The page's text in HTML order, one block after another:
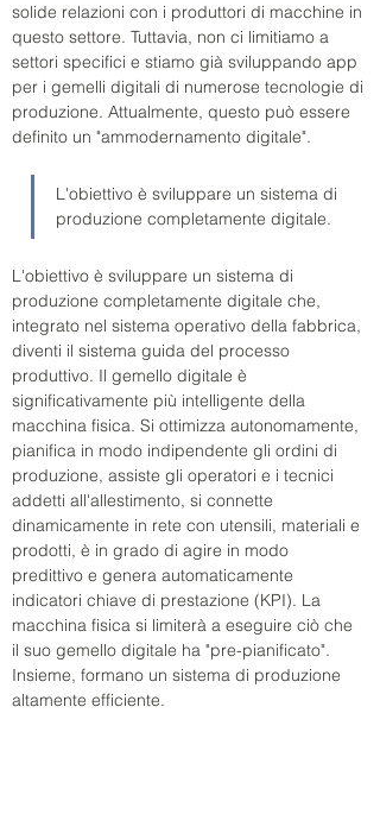
solide relazioni con i produttori di macchine in
questo settore. Tuttavia, non ci limitiamo a
settori specifici e stiamo già sviluppando app
per i gemelli digitali di numerose tecnologie di
produzione. Attualmente, questo può essere
definito un "ammodernamento digitale".
L'obiettivo è sviluppare un sistema di
produzione completamente digitale.
L'obiettivo è sviluppare un sistema di
produzione completamente digitale che,
integrato nel sistema operativo della fabbrica,
diventi il sistema guida del processo
produttivo. Il gemello digitale è
significativamente più intelligente della
macchina fisica. Si ottimizza autonomamente,
pianifica in modo indipendente gli ordini di
produzione, assiste gli operatori e i tecnici
addetti all'allestimento, si connette
dinamicamente in rete con utensili, materiali e
prodotti, è in grado di agire in modo
predittivo e genera automaticamente
indicatori chiave di prestazione (KPI). La
macchina fisica si limiterà a eseguire ciò che
il suo gemello digitale ha "pre-pianificato".
Insieme, formano un sistema di produzione
altamente efficiente.